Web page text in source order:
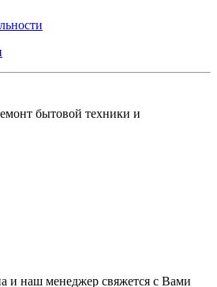
бытовой техники и
и наш менеджер свяжется с Вами